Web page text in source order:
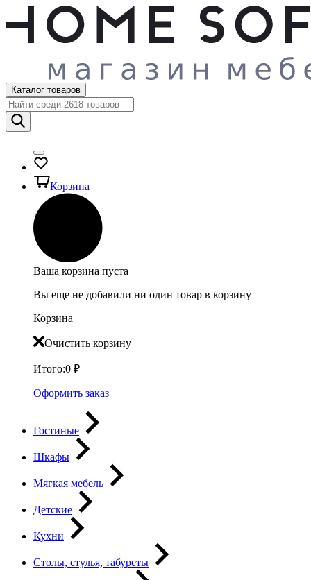
Каталог товаров
Корзина
Ваша корзина пуста
Вы еще не добавили ни один товар в корзину
Корзина
Очистить корзину
Итого:0 ₽
Оформить заказ
Гостиные
Шкафы
Мягкая мебель
Детские
Кухни
Столы, стулья, табуреты